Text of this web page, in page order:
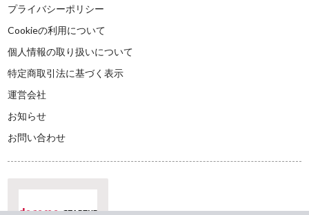
プライバシーポリシー
Cookieの利用について
個人情報の取り扱いについて
特定商取引法に基づく表示
運営会社
お知らせ
お問い合わせ